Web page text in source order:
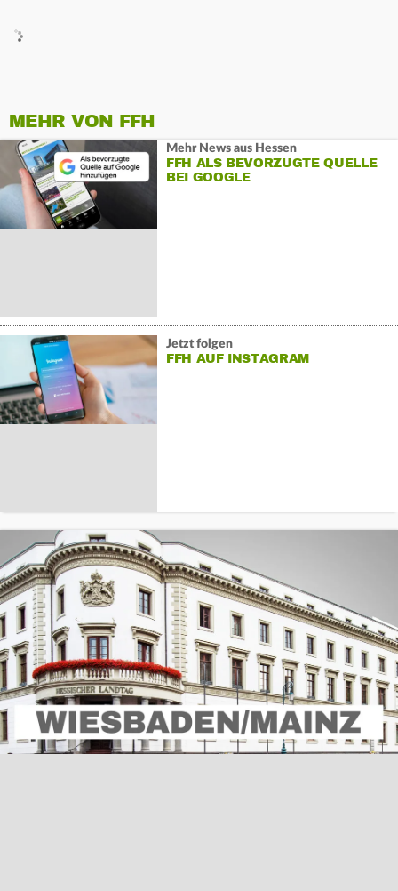
MEHR VON FFH
Mehr News aus Hessen
FFH ALS BEVORZUGTE QUELLE
BEI GOOGLE
Jetzt folgen
FFH AUF INSTAGRAM